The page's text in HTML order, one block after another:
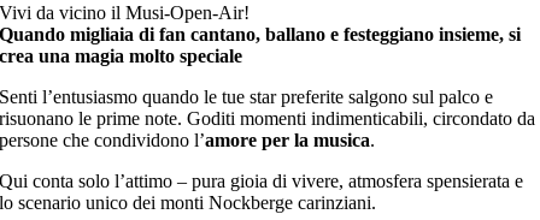
Vivi da vicino il Musi-Open-Air!
Quando migliaia di fan cantano, ballano e festeggiano insieme, si
crea una magia molto speciale
Senti l’entusiasmo quando le tue star preferite salgono sul palco e
risuonano le prime note. Goditi momenti indimenticabili, circondato da
persone che condividono l’amore per la musica.
Qui conta solo l’attimo – pura gioia di vivere, atmosfera spensierata e
lo scenario unico dei monti Nockberge carinziani.